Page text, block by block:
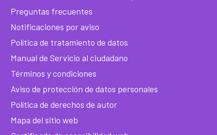
Preguntas frecuentes
Notificaciones por aviso
Política de tratamiento de datos
Manual de Servicio al ciudadano
Términos y condiciones
Aviso de protección de datos personales
Política de derechos de autor
Mapa del sitio web